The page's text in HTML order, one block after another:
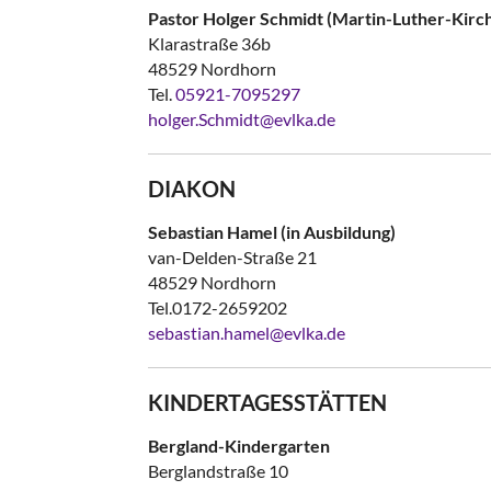
Pastor Holger Schmidt (Martin-Luther-
Klarastraße 36b
48529 Nordhorn
Tel. 05921-7095297
holger.Schmidt@evlka.de
DIAKON
Sebastian Hamel (in Ausbildung)
van-Delden-Straße 21
48529 Nordhorn
Tel.0172-2659202
sebastian.hamel@evlka.de
KINDERTAGESSTÄTTEN
Bergland-Kindergarten
Berglandstraße 10